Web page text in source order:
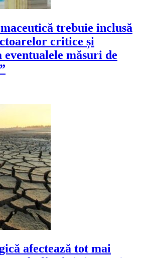
trebuie inclusă
critice și
eventualele măsuri de
afectează tot mai